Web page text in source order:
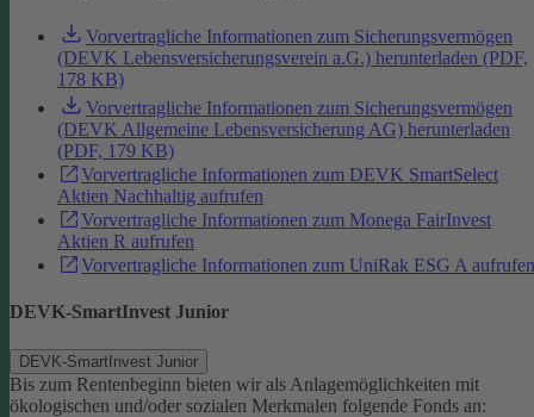
Vorvertragliche Informationen zum Sicherungsvermögen
(DEVK Lebensversicherungsverein a.G.) herunterladen (PDF,
178 KB)
Vorvertragliche Informationen zum Sicherungsvermögen
(DEVK Allgemeine Lebensversicherung AG) herunterladen
(PDF, 179 KB)
Vorvertragliche Informationen zum DEVK SmartSelect
Aktien Nachhaltig aufrufen
Vorvertragliche Informationen zum Monega FairInvest
Aktien R aufrufen
Vorvertragliche Informationen zum UniRak ESG A aufrufen
DEVK-SmartInvest Junior
DEVK-SmartInvest Junior
Bis zum Rentenbeginn bieten wir als Anlagemöglichkeiten mit
ökologischen und/oder sozialen Merkmalen folgende Fonds an: